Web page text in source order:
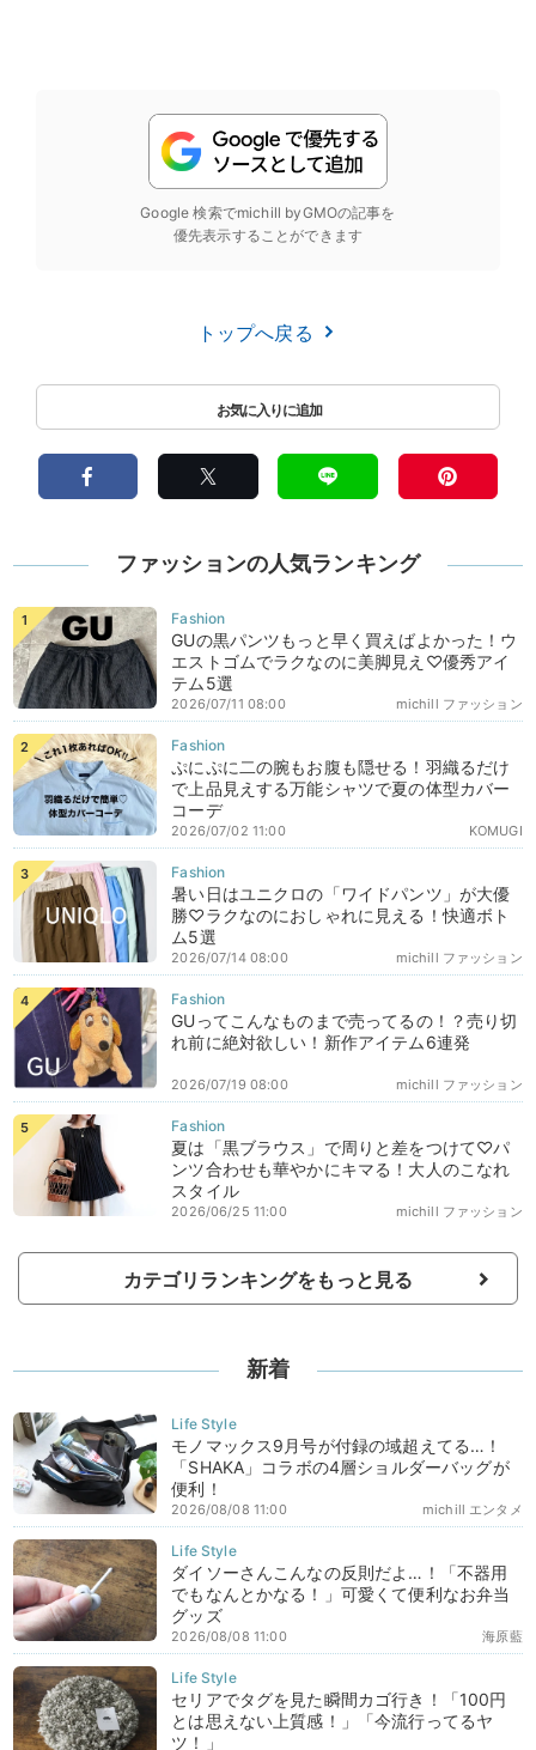
Google 検索でmichill byGMOの記事を
優先表示することができます
トップへ戻る
ファッションの人気ランキング
GUの黒パンツもっと早く買えばよかった！ウ
エストゴムでラクなのに美脚見え♡優秀アイ
テム5選
michill ファッション
2026/07/11 08:00
ぷにぷに二の腕もお腹も隠せる！羽織るだけ
で上品見えする万能シャツで夏の体型カバー
コーデ
KOMUGI
2026/07/02 11:00
暑い日はユニクロの「ワイドパンツ」が大優
勝♡ラクなのにおしゃれに見える！快適ボト
ム5選
michill ファッション
2026/07/14 08:00
GUってこんなものまで売ってるの！？売り切
れ前に絶対欲しい！新作アイテム6連発
michill ファッション
2026/07/19 08:00
夏は「黒ブラウス」で周りと差をつけて♡パ
ンツ合わせも華やかにキマる！大人のこなれ
スタイル
michill ファッション
2026/06/25 11:00
カテゴリランキングをもっと見る
新着
モノマックス9月号が付録の域超えてる…！
「SHAKA」コラボの4層ショルダーバッグが
便利！
michill エンタメ
2026/08/08 11:00
ダイソーさんこんなの反則だよ…！「不器用
でもなんとかなる！」可愛くて便利なお弁当
グッズ
海原藍
2026/08/08 11:00
セリアでタグを見た瞬間カゴ行き！「100円
とは思えない上質感！」「今流行ってるヤ
ツ！」